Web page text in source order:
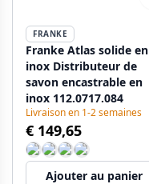
FRANKE
Franke Atlas solide en
inox Distributeur de
savon encastrable en
inox 112.0717.084
Livraison en 1-2 semaines
€ 149,65
Ajouter au panier